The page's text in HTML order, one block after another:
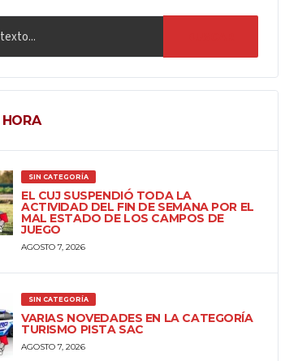
SIN CATEGORÍA
EL CUJ SUSPENDIÓ TODA LA
ACTIVIDAD DEL FIN DE SEMANA POR EL
MAL ESTADO DE LOS CAMPOS DE
JUEGO
AGOSTO 7, 2026
SIN CATEGORÍA
VARIAS NOVEDADES EN LA CATEGORÍA
TURISMO PISTA SAC
AGOSTO 7, 2026